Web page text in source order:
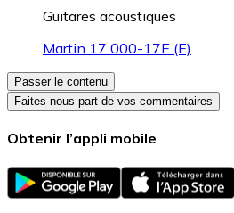
Guitares acoustiques
Martin 17 000-17E (E)
Passer le contenu
Faites-nous part de vos commentaires
Obtenir l’appli mobile